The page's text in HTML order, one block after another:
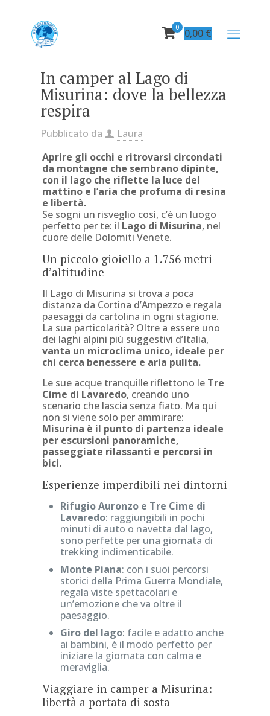
0 0,00 €
In camper al Lago di
Misurina: dove la bellezza
respira
Pubblicato da
Laura
Aprire gli occhi e ritrovarsi circondati
da montagne che sembrano dipinte,
con il lago che riflette la luce del
mattino e l’aria che profuma di resina
e libertà.
Se sogni un risveglio così, c’è un luogo
perfetto per te: il Lago di Misurina, nel
cuore delle Dolomiti Venete.
Un piccolo gioiello a 1.756 metri
d’altitudine
Il Lago di Misurina si trova a poca
distanza da Cortina d’Ampezzo e regala
paesaggi da cartolina in ogni stagione.
La sua particolarità? Oltre a essere uno
dei laghi alpini più suggestivi d’Italia,
vanta un microclima unico, ideale per
chi cerca benessere e aria pulita.
Le sue acque tranquille riflettono le Tre
Cime di Lavaredo, creando uno
scenario che lascia senza fiato. Ma qui
non si viene solo per ammirare:
Misurina è il punto di partenza ideale
per escursioni panoramiche,
passeggiate rilassanti e percorsi in
bici.
Esperienze imperdibili nei dintorni
Rifugio Auronzo e Tre Cime di
Lavaredo: raggiungibili in pochi
minuti di auto o navetta dal lago,
sono perfette per una giornata di
trekking indimenticabile.
Monte Piana: con i suoi percorsi
storici della Prima Guerra Mondiale,
regala viste spettacolari e
un’emozione che va oltre il
paesaggio.
Giro del lago: facile e adatto anche
ai bambini, è il modo perfetto per
iniziare la giornata con calma e
meraviglia.
Viaggiare in camper a Misurina:
libertà a portata di sosta